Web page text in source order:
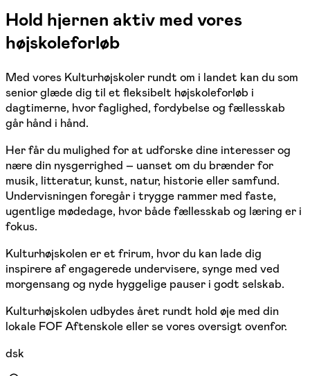
Hold hjernen aktiv med vores
højskoleforløb
Med vores Kulturhøjskoler rundt om i landet kan du som
senior glæde dig til et fleksibelt højskoleforløb i
dagtimerne, hvor faglighed, fordybelse og fællesskab
går hånd i hånd.
Her får du mulighed for at udforske dine interesser og
nære din nysgerrighed – uanset om du brænder for
musik, litteratur, kunst, natur, historie eller samfund.
Undervisningen foregår i trygge rammer med faste,
ugentlige mødedage, hvor både fællesskab og læring er i
fokus.
Kulturhøjskolen er et frirum, hvor du kan lade dig
inspirere af engagerede undervisere, synge med ved
morgensang og nyde hyggelige pauser i godt selskab.
Kulturhøjskolen udbydes året rundt hold øje med din
lokale FOF Aftenskole eller se vores oversigt ovenfor.
dsk